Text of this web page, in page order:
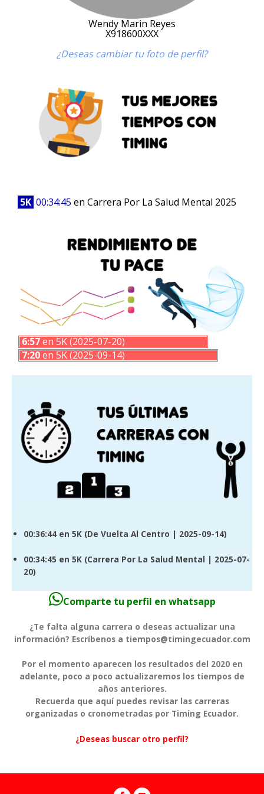
Wendy Marin Reyes
X918600XXX
¿Deseas cambiar tu foto de perfil?
5K 00:34:45 en Carrera Por La Salud Mental 2025
6:57en 5K (2025-07-20)
7:20en 5K (2025-09-14)
00:36:44 en 5K (De Vuelta Al Centro | 2025-09-14)
00:34:45 en 5K (Carrera Por La Salud Mental | 2025-07-
20)
Comparte tu perfil en whatsapp
¿Te falta alguna carrera o deseas actualizar una
información? Escríbenos a tiempos@timingecuador.com
Por el momento aparecen los resultados del 2020 en
adelante, poco a poco actualizaremos los tiempos de
años anteriores.
Recuerda que aquí puedes revisar las carreras
organizadas o cronometradas por Timing Ecuador.
¿Deseas buscar otro perfil?